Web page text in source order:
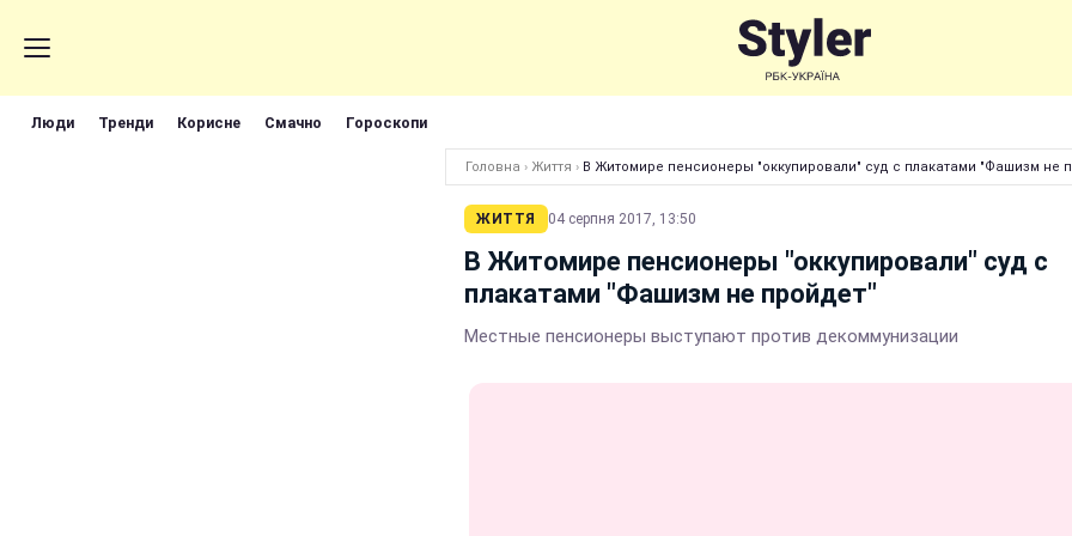
Люди Тренди Корисне Смачно Гороскопи
Головна › Життя › В Житомире пенсионеры "оккупировали" суд с плакатами "Фашизм не
ЖИТТЯ 04 серпня 2017, 13:50
В Житомире пенсионеры "оккупировали" суд с
плакатами "Фашизм не пройдет"
Местные пенсионеры выступают против декоммунизации